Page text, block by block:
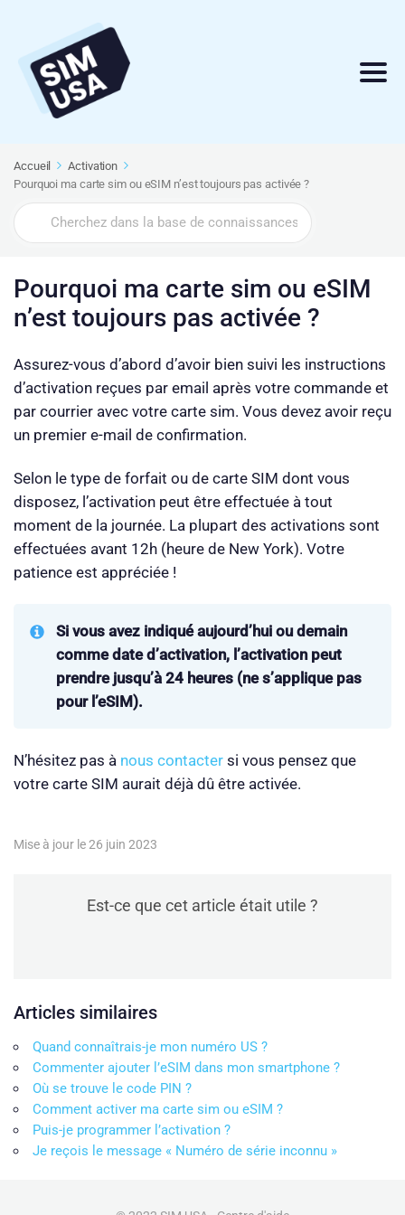
Accueil
Activation
Pourquoi ma carte sim ou eSIM n’est toujours pas activée ?
Search
For
Pourquoi ma carte sim ou eSIM
n’est toujours pas activée ?
Assurez-vous d’abord d’avoir bien suivi les instructions
d’activation reçues par email après votre commande et
par courrier avec votre carte sim. Vous devez avoir reçu
un premier e-mail de confirmation.
Selon le type de forfait ou de carte SIM dont vous
disposez, l’activation peut être effectuée à tout
moment de la journée. La plupart des activations sont
effectuées avant 12h (heure de New York). Votre
patience est appréciée !
Si vous avez indiqué aujourd’hui ou demain
comme date d’activation, l’activation peut
prendre jusqu’à 24 heures (ne s’applique pas
pour l’eSIM).
N’hésitez pas à nous contacter si vous pensez que
votre carte SIM aurait déjà dû être activée.
Mise à jour le 26 juin 2023
Est-ce que cet article était utile ?
Articles similaires
Quand connaîtrais-je mon numéro US ?
Commenter ajouter l’eSIM dans mon smartphone ?
Où se trouve le code PIN ?
Comment activer ma carte sim ou eSIM ?
Puis-je programmer l’activation ?
Je reçois le message « Numéro de série inconnu »